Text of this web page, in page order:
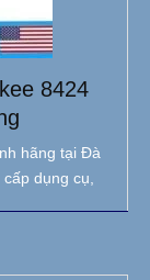
8424
hãng tại Đà
dụng cụ,